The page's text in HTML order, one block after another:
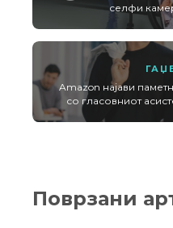
селфи
Amazon најави
со гласовниот
Поврзани